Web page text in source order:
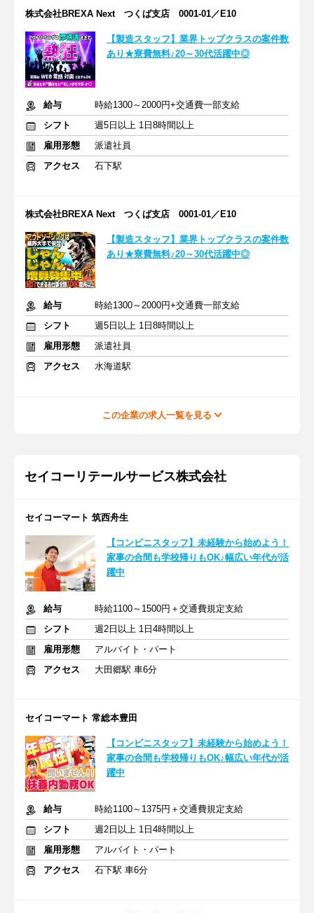
株式会社BREXA Next つくば支店 0001-01／E10
【製造スタッフ】業界トップクラスの案件数
あり★寮費無料♪20～30代活躍中◎
給与
時給1300～2000円+交通費一部支給
シフト
週5日以上 1日8時間以上
雇用形態
派遣社員
アクセス
石下駅
株式会社BREXA Next つくば支店 0001-01／E10
【製造スタッフ】業界トップクラスの案件数
あり★寮費無料♪20～30代活躍中◎
給与
時給1300～2000円+交通費一部支給
シフト
週5日以上 1日8時間以上
雇用形態
派遣社員
アクセス
水海道駅
この企業の求人一覧を見る
セイコーリテールサービス株式会社
セイコーマート 筑西舟生
【コンビニスタッフ】未経験から始めよう！
家事の合間も学校帰りもOK♪幅広い年代が活
躍中
給与
時給1100～1500円＋交通費規定支給
シフト
週2日以上 1日4時間以上
雇用形態
アルバイト・パート
アクセス
大田郷駅 車6分
セイコーマート 常総本豊田
【コンビニスタッフ】未経験から始めよう！
家事の合間も学校帰りもOK♪幅広い年代が活
躍中
給与
時給1100～1375円＋交通費規定支給
シフト
週2日以上 1日4時間以上
雇用形態
アルバイト・パート
アクセス
石下駅 車6分